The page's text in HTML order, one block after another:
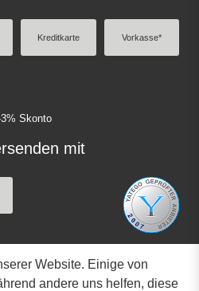
Kreditkarte Vorkasse*
Skonto
mit
Website. Einige von
andere uns helfen, diese